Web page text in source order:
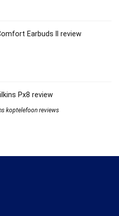
Earbuds II review
Px8 review
koptelefoon reviews